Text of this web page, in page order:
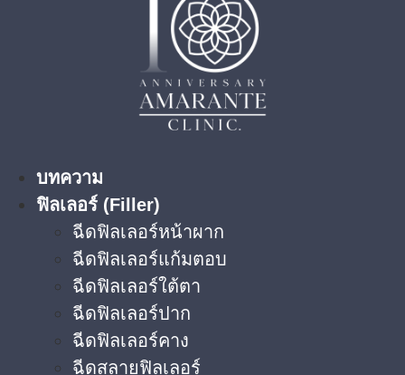
บทความ
ฟิลเลอร์ (Filler)
ฉีดฟิลเลอร์หน้าผาก
ฉีดฟิลเลอร์แก้มตอบ
ฉีดฟิลเลอร์ใต้ตา​
ฉีดฟิลเลอร์ปาก
ฉีดฟิลเลอร์คาง
ฉีดสลายฟิลเลอร์